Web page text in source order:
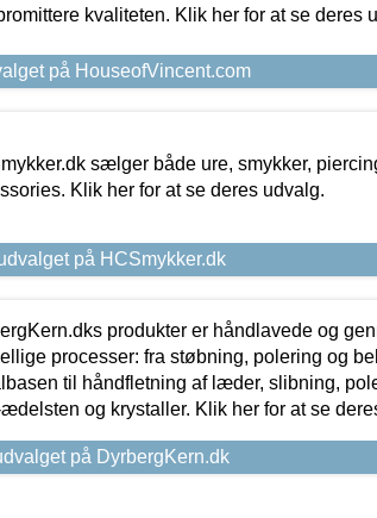
kvaliteten. Klik her for at se deres
på HouseofVincent.com
sælger både ure, smykker,
Klik her for at se deres udvalg.
på HCSmykker.dk
produkter er håndlavede og
processer: fra støbning, polering og
til håndfletning af læder, slibning,
og krystaller. Klik her for at se
på DyrbergKern.dk